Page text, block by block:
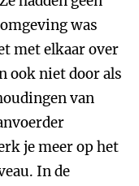
was
met elkaar over
ook niet door als
van
je meer op het
In de